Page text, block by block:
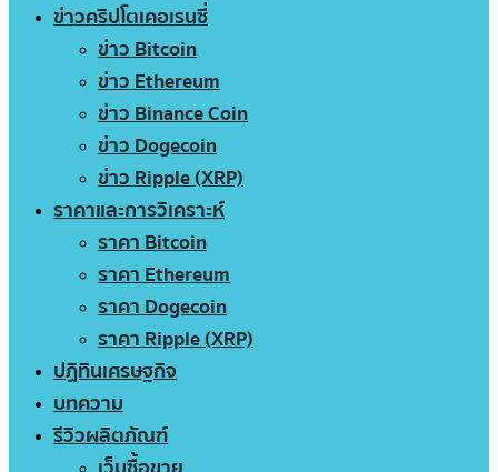
ข่าวคริปโตเคอเรนซี่
ข่าว Bitcoin
ข่าว Ethereum
ข่าว Binance Coin
ข่าว Dogecoin
ข่าว Ripple (XRP)
ราคาและการวิเคราะห์
ราคา Bitcoin
ราคา Ethereum
ราคา Dogecoin
ราคา Ripple (XRP)
ปฏิทินเศรษฐกิจ
บทความ
รีวิวผลิตภัณฑ์